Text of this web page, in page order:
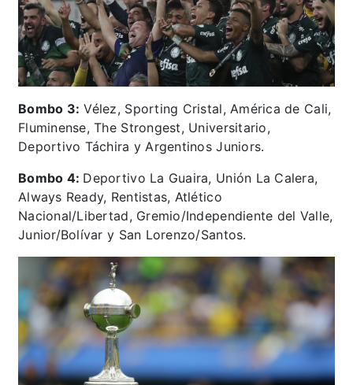
Bombo 3: Vélez, Sporting Cristal, América de Cali,
Fluminense, The Strongest, Universitario,
Deportivo Táchira y Argentinos Juniors.
Bombo 4: Deportivo La Guaira, Unión La Calera,
Always Ready, Rentistas, Atlético
Nacional/Libertad, Gremio/Independiente del Valle,
Junior/Bolívar y San Lorenzo/Santos.